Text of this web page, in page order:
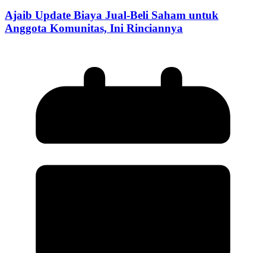
Ajaib Update Biaya Jual-Beli Saham untuk
Anggota Komunitas, Ini Rinciannya